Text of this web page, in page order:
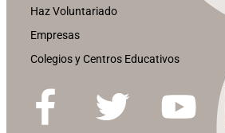
Haz Voluntariado
Empresas
Colegios y Centros Educativos